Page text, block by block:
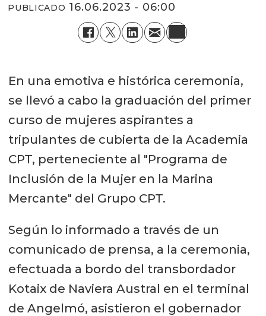
PUBLICADO 16.06.2023 - 06:00
En una emotiva e histórica ceremonia,
se llevó a cabo la graduación del primer
curso de mujeres aspirantes a
tripulantes de cubierta de la Academia
CPT, perteneciente al "Programa de
Inclusión de la Mujer en la Marina
Mercante" del Grupo CPT.
Según lo informado a través de un
comunicado de prensa, a la ceremonia,
efectuada a bordo del transbordador
Kotaix de Naviera Austral en el terminal
de Angelmó, asistieron el gobernador